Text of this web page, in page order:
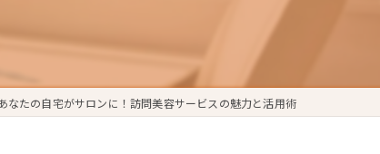
きり
宅
なたの自宅がサロンに！訪問美容サービスの魅力と活用術